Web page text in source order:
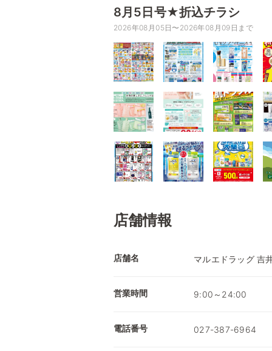
8月5日号★折込チラシ
2026年08月05日〜2026年08月09日まで
店舗情報
店舗名 マルエドラッグ 吉
営業時間 9:00～24:00
電話番号 027-387-6964